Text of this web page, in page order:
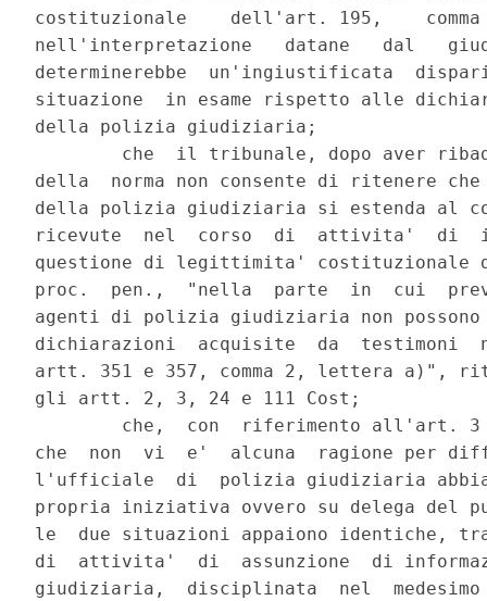
costituzionale    dell'art. 195,
nell'interpretazione   datane   dal
determinerebbe  un'ingiustificata
situazione  in esame rispetto alle
della polizia giudiziaria;
che  il tribunale, dopo aver
della  norma non consente di ritenere
della polizia giudiziaria si estenda al
ricevute  nel  corso  di  attivita'  di
questione di legittimita' costituzionale
proc.  pen.,  "nella  parte  in  cui
agenti di polizia giudiziaria non
dichiarazioni  acquisite  da
artt. 351 e 357, comma 2, lettera a)",
gli artt. 2, 3, 24 e 111 Cost;
che,  con  riferimento all'art.
che  non  vi  e'  alcuna  ragione per
l'ufficiale  di  polizia giudiziaria abbia
propria iniziativa ovvero su delega del
le  due situazioni appaiono identiche,
di  attivita'  di  assunzione  di
giudiziaria,  disciplinata  nel  medesimo